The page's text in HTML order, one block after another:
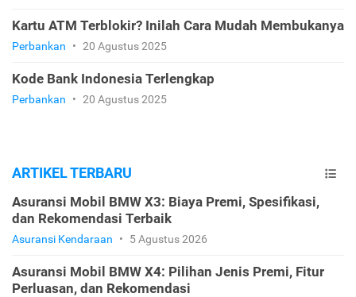
Kartu ATM Terblokir? Inilah Cara Mudah Membukanya
Perbankan • 20 Agustus 2025
Kode Bank Indonesia Terlengkap
Perbankan • 20 Agustus 2025
ARTIKEL TERBARU
Asuransi Mobil BMW X3: Biaya Premi, Spesifikasi,
dan Rekomendasi Terbaik
Asuransi Kendaraan • 5 Agustus 2026
Asuransi Mobil BMW X4: Pilihan Jenis Premi, Fitur
Perluasan, dan Rekomendasi